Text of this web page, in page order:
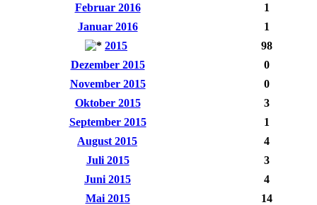
Februar 2016
1
Januar 2016
1
2015
98
Dezember 2015
0
November 2015
0
Oktober 2015
3
September 2015
1
August 2015
4
Juli 2015
3
Juni 2015
4
Mai 2015
14